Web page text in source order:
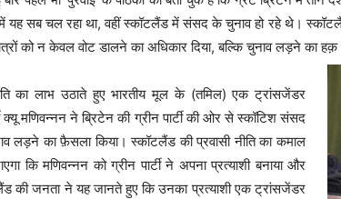
यह सब चल रहा था, वहीं स्कॉटलैंड में संसद के चुनाव हो रहे थे।
को न केवल वोट डालने का अधिकार दिया, बल्कि चुनाव लड़ने का हक़
का लाभ उठाते हुए भारतीय मूल के (तमिल) एक ट्रांसजेंडर
क्यू मणिवन्नन ने ब्रिटेन की ग्रीन पार्टी की ओर से स्कॉटिश संसद
लड़ने का फ़ैसला किया। स्कॉटलैंड की प्रवासी नीति का कमाल
कि मणिवन्नन को ग्रीन पार्टी ने अपना प्रत्याशी बनाया और
की जनता ने यह जानते हुए कि उनका प्रत्याशी एक ट्रांसजेंडर